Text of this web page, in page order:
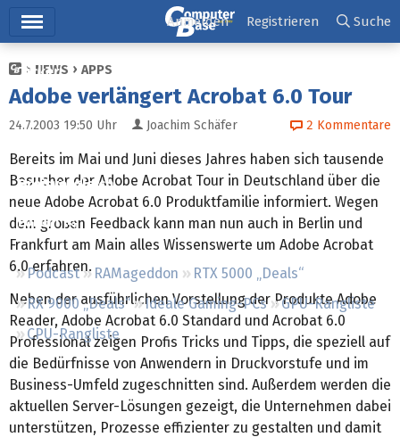
Ticker
Tests
Preisvergleich
Forum
Podcast RAMageddon
RTX 5000 „Deals“
RX 9000 „Deals“
Ideale Gaming-PCs
GPU-Rangliste
CPU-Rangliste
Anmelden Registrieren Suche
NEWS APPS
Adobe verlängert Acrobat 6.0 Tour
24.7.2003 19:50 Uhr Joachim Schäfer 2 Kommentare
Bereits im Mai und Juni dieses Jahres haben sich tausende
Besucher der Adobe Acrobat Tour in Deutschland über die
neue Adobe Acrobat 6.0 Produktfamilie informiert. Wegen
dem großen Feedback kann man nun auch in Berlin und
Frankfurt am Main alles Wissenswerte um Adobe Acrobat
6.0 erfahren.
Neben der ausführlichen Vorstellung der Produkte Adobe
Reader, Adobe Acrobat 6.0 Standard und Acrobat 6.0
Professional zeigen Profis Tricks und Tipps, die speziell auf
die Bedürfnisse von Anwendern in Druckvorstufe und im
Business-Umfeld zugeschnitten sind. Außerdem werden die
aktuellen Server-Lösungen gezeigt, die Unternehmen dabei
unterstützen, Prozesse effizienter zu gestalten und damit